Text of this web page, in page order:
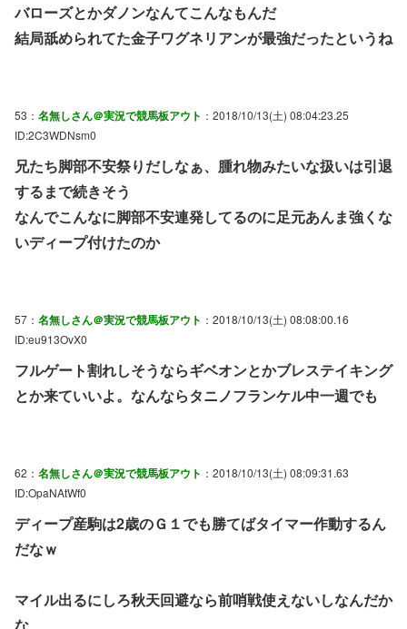
バローズとかダノンなんてこんなもんだ
結局舐められてた金子ワグネリアンが最強だったというね
53： 名無しさん＠実況で競馬板アウト ：2018/10/13(土) 08:04:23.25
ID:2C3WDNsm0
兄たち脚部不安祭りだしなぁ、腫れ物みたいな扱いは引退
するまで続きそう
なんでこんなに脚部不安連発してるのに足元あんま強くな
いディープ付けたのか
57： 名無しさん＠実況で競馬板アウト ：2018/10/13(土) 08:08:00.16
ID:eu913OvX0
フルゲート割れしそうならギベオンとかブレステイキング
とか来ていいよ。なんならタニノフランケル中一週でも
62： 名無しさん＠実況で競馬板アウト ：2018/10/13(土) 08:09:31.63
ID:OpaNAtWf0
ディープ産駒は2歳のＧ１でも勝てばタイマー作動するん
だなｗ
マイル出るにしろ秋天回避なら前哨戦使えないしなんだか
な